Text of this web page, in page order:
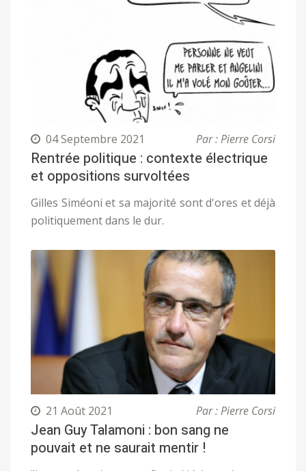
04 Septembre 2021 Par : Pierre Corsi
Rentrée politique : contexte électrique
et oppositions survoltées
Gilles Siméoni et sa majorité sont d'ores et déjà
politiquement dans le dur.
21 Août 2021 Par : Pierre Corsi
Jean Guy Talamoni : bon sang ne
pouvait et ne saurait mentir !